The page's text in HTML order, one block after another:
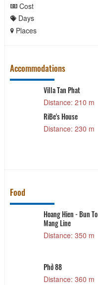
Cost
Days
Places
Accommodations
Villa Tan Phat
Distance: 210 m
RiBe's House
Distance: 230 m
Food
Hoang Hien - Bun To
Mang Line
Distance: 350 m
Phở 88
Distance: 360 m